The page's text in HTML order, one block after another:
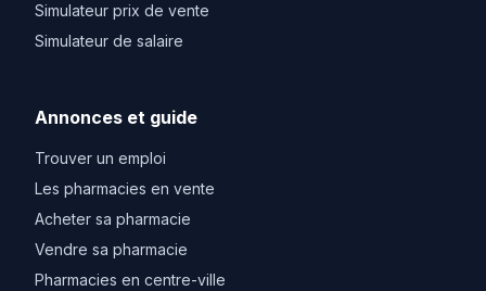
Simulateur prix de vente
Simulateur de salaire
Annonces et guide
Trouver un emploi
Les pharmacies en vente
Acheter sa pharmacie
Vendre sa pharmacie
Pharmacies en centre-ville